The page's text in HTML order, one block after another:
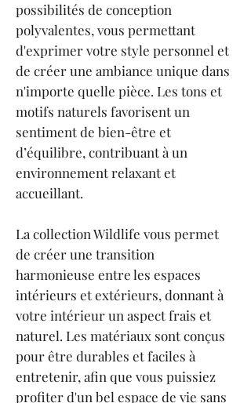
possibilités de conception
polyvalentes, vous permettant
d'exprimer votre style personnel et
de créer une ambiance unique dans
n'importe quelle pièce. Les tons et
motifs naturels favorisent un
sentiment de bien-être et
d’équilibre, contribuant à un
environnement relaxant et
accueillant.
La collection Wildlife vous permet
de créer une transition
harmonieuse entre les espaces
intérieurs et extérieurs, donnant à
votre intérieur un aspect frais et
naturel. Les matériaux sont conçus
pour être durables et faciles à
entretenir, afin que vous puissiez
profiter d'un bel espace de vie sans